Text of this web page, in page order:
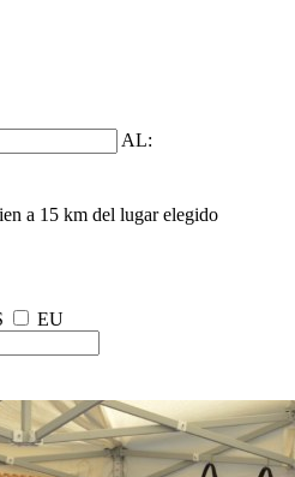
AL:
a 15 km del lugar elegido
EU